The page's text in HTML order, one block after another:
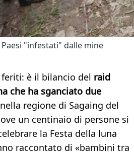
"infestati" dalle mine
è il bilancio del raid
che ha sganciato due
regione di Sagaing del
un centinaio di persone si
la Festa della luna
raccontato di «bambini tra